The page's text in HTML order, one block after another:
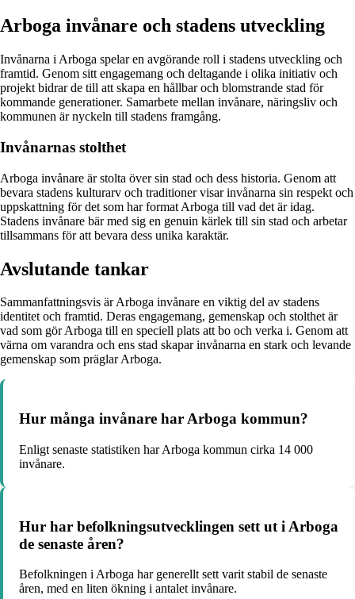
Arboga invånare och stadens utveckling
Invånarna i Arboga spelar en avgörande roll i stadens utveckling och
framtid. Genom sitt engagemang och deltagande i olika initiativ och
projekt bidrar de till att skapa en hållbar och blomstrande stad för
kommande generationer. Samarbete mellan invånare, näringsliv och
kommunen är nyckeln till stadens framgång.
Invånarnas stolthet
Arboga invånare är stolta över sin stad och dess historia. Genom att
bevara stadens kulturarv och traditioner visar invånarna sin respekt och
uppskattning för det som har format Arboga till vad det är idag.
Stadens invånare bär med sig en genuin kärlek till sin stad och arbetar
tillsammans för att bevara dess unika karaktär.
Avslutande tankar
Sammanfattningsvis är Arboga invånare en viktig del av stadens
identitet och framtid. Deras engagemang, gemenskap och stolthet är
vad som gör Arboga till en speciell plats att bo och verka i. Genom att
värna om varandra och ens stad skapar invånarna en stark och levande
gemenskap som präglar Arboga.
Hur många invånare har Arboga kommun?
Enligt senaste statistiken har Arboga kommun cirka 14 000
invånare.
Hur har befolkningsutvecklingen sett ut i Arboga
de senaste åren?
Befolkningen i Arboga har generellt sett varit stabil de senaste
åren, med en liten ökning i antalet invånare.